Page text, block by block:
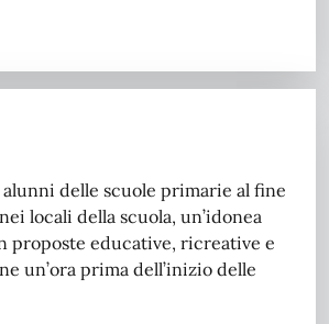
delle scuole primarie al fine
locali della scuola, un’idonea
proposte educative, ricreative e
un’ora prima dell’inizio delle